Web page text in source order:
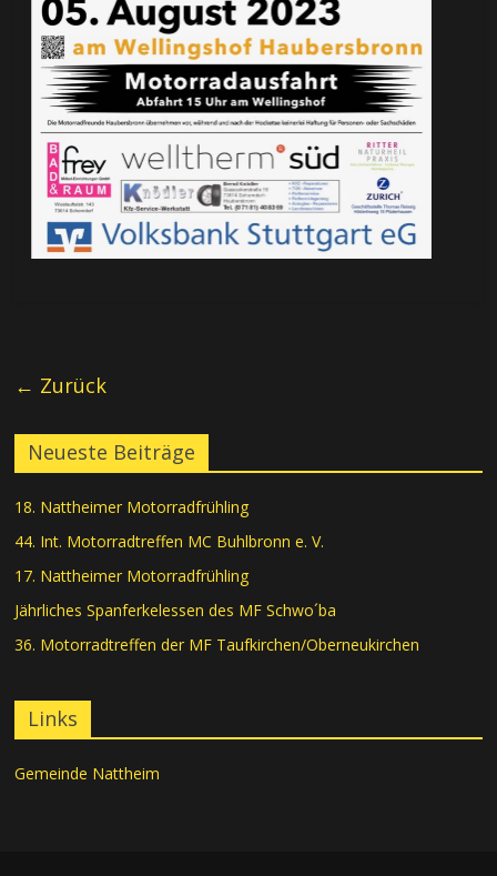
← Zurück
Neueste Beiträge
18. Nattheimer Motorradfrühling
44. Int. Motorradtreffen MC Buhlbronn e. V.
17. Nattheimer Motorradfrühling
Jährliches Spanferkelessen des MF Schwo´ba
36. Motorradtreffen der MF Taufkirchen/Oberneukirchen
Links
Gemeinde Nattheim